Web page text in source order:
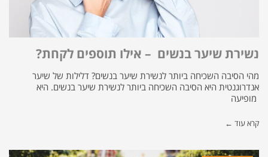
נשירת שיער בנשים – אילו תוספים לקחת?
מהי הסיבה השכיחה ביותר לנשירת שיער בנשים? דלילות של שיער
אנדרוגנטית היא הסיבה השכיחה ביותר לנשירת שיער בנשים. היא
מופיעה
קרא עוד ←